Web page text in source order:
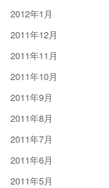
2012年1月
2011年12月
2011年11月
2011年10月
2011年9月
2011年8月
2011年7月
2011年6月
2011年5月